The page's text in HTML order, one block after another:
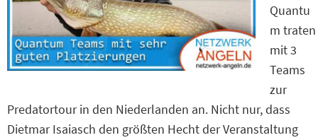
Quantu
m traten
mit 3
Teams
zur
Predatortour in den Niederlanden an. Nicht nur, dass
Dietmar Isaiasch den größten Hecht der Veranstaltung